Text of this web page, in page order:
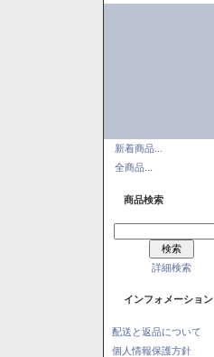
新着商品...
全商品...
商品検索
詳細検索
インフォメーション
配送と返品について
個人情報保護方針